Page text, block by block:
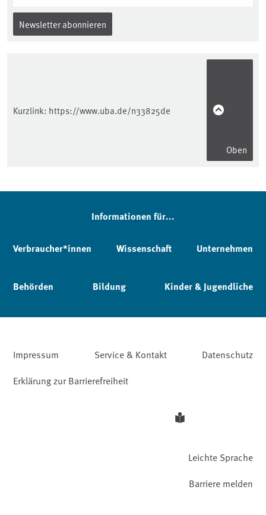
Newsletter abonnieren
Kurzlink: https://www.uba.de/n33825de
Oben
Informationen für...
Verbraucher*innen Wissenschaft Unternehmen
Behörden Bildung Kinder & Jugendliche
Impressum Service & Kontakt
Datenschutz
Erklärung zur Barrierefreiheit
Leichte Sprache
Barriere melden